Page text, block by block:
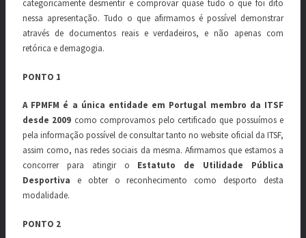
categoricamente desmentir e comprovar quase tudo o que foi dito
nessa apresentação. Tudo o que afirmamos é possível demonstrar
através de documentos reais e verdadeiros, e não apenas com
retórica e demagogia.
PONTO 1
A FPMFM é a única entidade em Portugal membro da ITSF
desde 2009 como comprovamos pelo certificado que possuímos e
pela informação possível de consultar tanto no website oficial da ITSF,
assim como, nas redes sociais da mesma. Afirmamos que estamos a
concorrer para atingir o Estatuto de Utilidade Pública
Desportiva e obter o reconhecimento como desporto desta
modalidade.
PONTO 2